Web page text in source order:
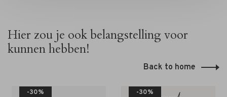
Hier zou je ook belangstelling voor
kunnen hebben!
Back to home
-30% -30%